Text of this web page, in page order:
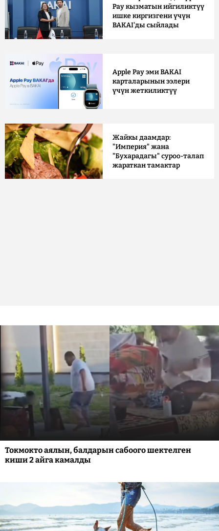
Pay кызматын ийгиликтүү
ишке киргизгени үчүн
BAKAI'ды сыйлады
Apple Pay эми BAKAI
карталарынын ээлери
үчүн жеткиликтүү
Жайкы даамдар:
"Империя" жана
"Бухарадагы" суроо-талап
жараткан тамактар
Токмокто аялын, балдарын сабоого шектелген
киши 2 айга камалды